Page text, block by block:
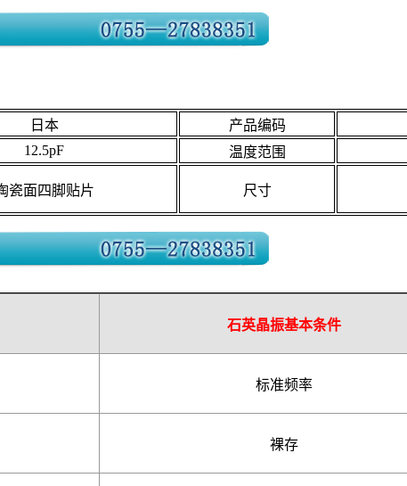
日本 产品编码
12.5pF 温度范围
瓷面四脚贴片 尺寸
石英晶振基本条件
标准频率
裸存